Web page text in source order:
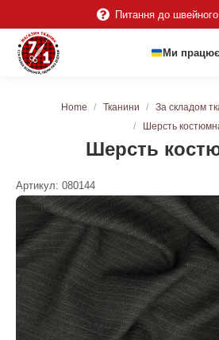
Питання до
Ми
Шерсть
You are here:
Home Тканини За складом
Шерсть
Артикул: 080144